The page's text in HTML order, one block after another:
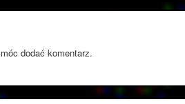
dodać komentarz.